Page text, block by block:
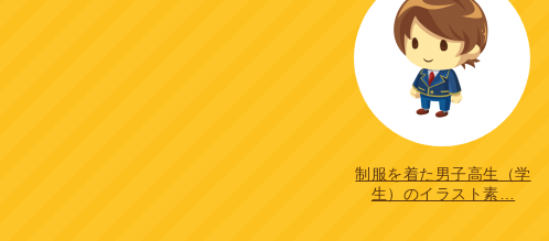
制服を着た男子高生（学
生）のイラスト素…